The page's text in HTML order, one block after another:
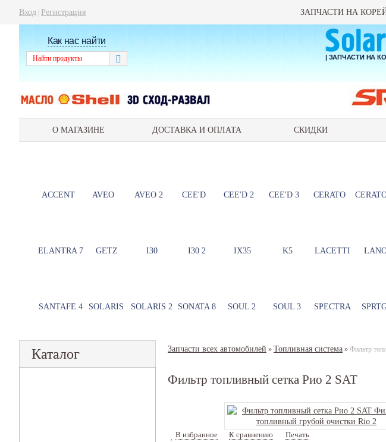
Вход Регистрация ЗАПЧАСТИ НА
Как нас найти
| ЗАПЧАСТИ НА
О МАГАЗИНЕ ДОСТАВКА И ОПЛАТА СКИДКИ
ACCENT AVEO AVEO 2 CEE'D CEE'D 2 CEE'D 3 CERATO
ELANTRA 7 GETZ I30 I30 2 IX35 K5 LACETTI
SANTAFE 4 SOLARIS SOLARIS 2 SONATA 8 SOUL 2 SOUL 3 SPECTRA
Каталог Запчасти всех автомобилей » Топливная система » Фильтр
Фильтр топливный сетка Рио 2 SAT
В избранное К сравнению Печать